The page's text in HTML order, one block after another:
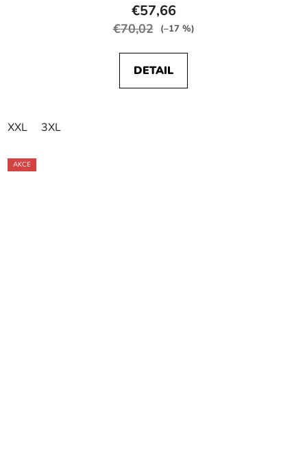
€57,66
€70,02 (–17 %)
DETAIL
XXL 3XL
AKCE